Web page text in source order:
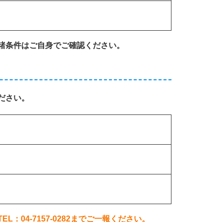
件はご自身でご確認ください。
い。
：04-7157-0282までご一報ください。